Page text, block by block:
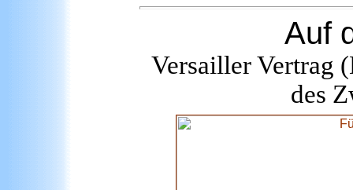
Auf
Versailler Vertrag
des